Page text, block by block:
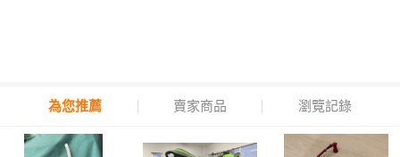
為您推薦 賣家商品 瀏覽記錄